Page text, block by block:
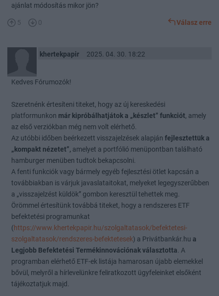
ajánlat módosítás mikor jön?
5 0 Válasz erre
khertekpapir 2025. 04. 30. 18:22
Kedves Fórumozók!
Szeretnénk értesíteni titeket, hogy az új kereskedési
platformunkon már kipróbálhatjátok a „készlet” funkciót, amely
az első verziókban még nem volt elérhető.
Az utóbbi időben beérkezett visszajelzések alapján fejlesztettük a
„kompakt nézetet”, amelyet a portfólió menüpontban található
hamburger menüben tudtok bekapcsolni.
A fenti funkciók vagy bármely egyéb fejlesztési ötlet kapcsán a
továbbiakban is várjuk javaslataitokat, melyeket legegyszerűbben
a „visszajelzést küldök” gombon keresztül tehettek meg.
Örömmel értesítünk továbbá titeket, hogy a rendszeres ETF
befektetési programunkat
(https://www.khertekpapir.hu/szolgaltatasok/befektetesi-
szolgaltatasok/rendszeres-befektetesek) a Privátbankár.hu a
Legjobb Befektetési Termékinnovációnak választotta. A
programban elérhető ETF-ek listája hamarosan újabb elemekkel
bővül, melyről a hírlevelünkre feliratkozott ügyfeleinket elsőként
tájékoztatjuk majd.